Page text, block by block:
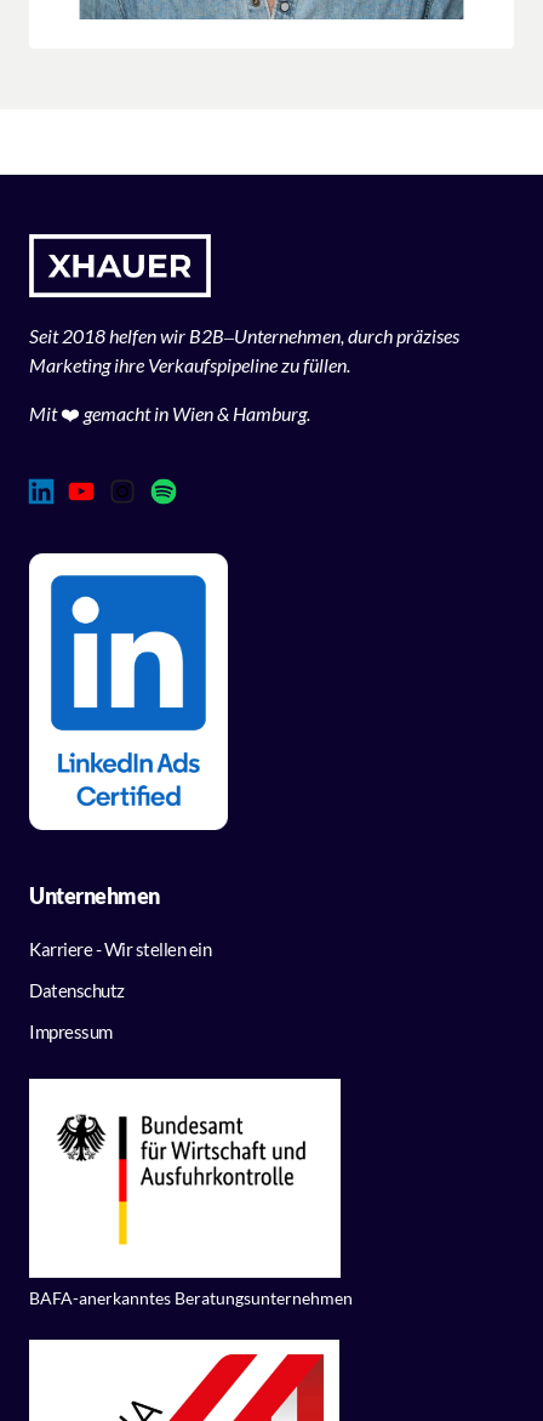
Seit 2018 helfen wir B2B‒Unternehmen, durch
Marketing ihre Verkaufspipeline zu füllen.
Mit ❤️ gemacht in Wien & Hamburg.
Unternehmen
Karriere - Wir stellen ein
Datenschutz
Impressum
BAFA-anerkanntes Beratungsunternehmen